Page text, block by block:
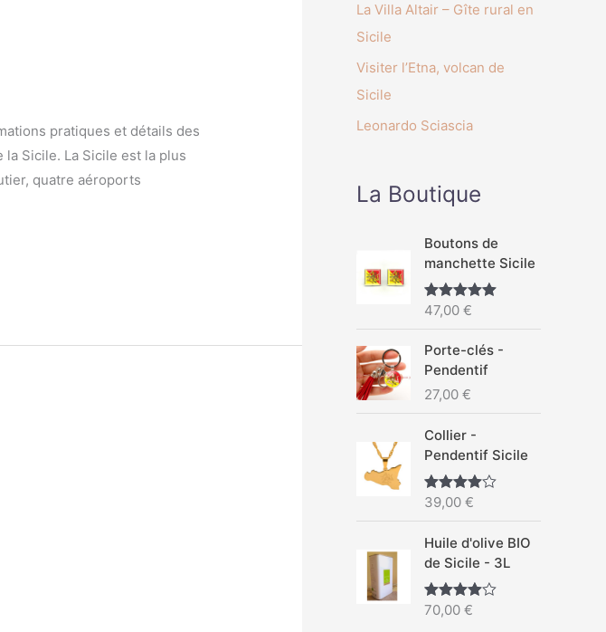
pratiques et détails des
Sicile. La Sicile est la plus
quatre aéroports
La Villa Altair – Gîte rural en
Sicile
Visiter l’Etna, volcan de
Sicile
Leonardo Sciascia
La Boutique
Boutons de
manchette Sicile
Note5.00
47,00 €
Porte-clés -
Pendentif
27,00 €
Collier -
Pendentif Sicile
Note4.67
39,00 €
Huile d'olive BIO
de Sicile - 3L
Note4.50
70,00 €